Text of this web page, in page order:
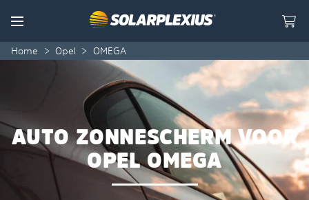
Menu
Home > Opel > OMEGA
AUTO ZONNESCHERM VOOR
OPEL OMEGA